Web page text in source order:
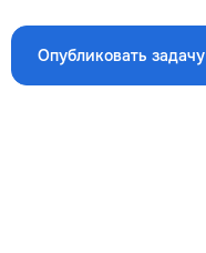
Опубликовать задачу